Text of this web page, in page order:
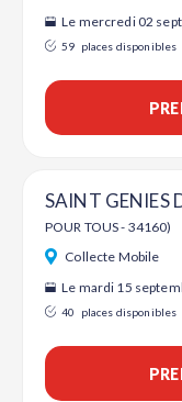
Le mercredi 02
59 places disponibles
SAINT GENIES
POUR TOUS - 34160)
Collecte Mobile
Le mardi 15
40 places disponibles